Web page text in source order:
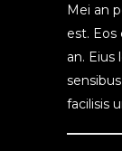
Mei an
est. Eos
an.
facilisis